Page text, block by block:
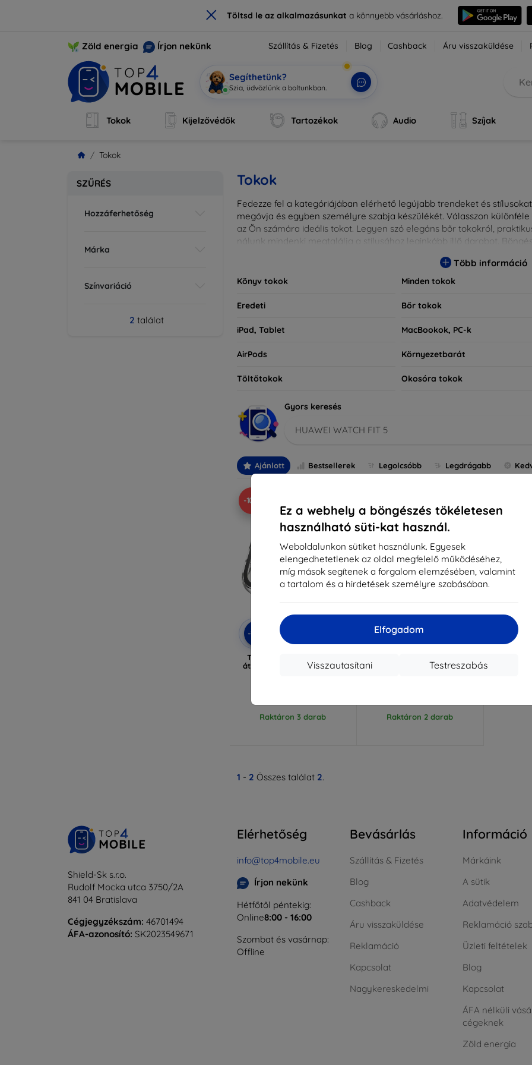
× Töltsd le az alkalmazásunkata könnyebb vásárláshoz.
Ez a webhely a böngészés tökéletesen
használható süti-kat használ.
Weboldalunkon sütiket használunk. Egyesek
elengedhetetlenek az oldal megfelelő működéséhez,
míg mások segítenek a forgalom elemzésében, valamint
a tartalom és a hirdetések személyre szabásában.
Elfogadom
Testreszabás
Visszautasítani
Zöld energia Írjon nekünk Szállítás & Fizetés Blog Cashback Áru visszaküldése
Segíthetünk?
Szia, üd|
Tokok Kijelzővédők Tartozékok Audio Szíjak
Tokok
SZŰRÉS
Hozzáferhetőség
Márka
Színvariáció
2 találat
Tokok
Fedezze fel a kategóriájában elérhető legújabb trendeket és
megóvja és egyben személyre szabja készülékét. Válasszon
az Ön számára ideális tokot. Legyen szó elegáns bőr tokokról,
nálunk mindenki megtalálja a stílusához leginkább illő darabot.
Több információ
Könyv tokok Minden tokok
Eredeti Bőr tokok
iPad, Tablet MacBookok, PC-k
AirPods Környezetbarát
Töltőtokok Okosóra tokok
Gyors keresés
HUAWEI WATCH FIT 5
Ajánlott Bestsellerek Legolcsóbb Legdrágabb
-10%
-10%
Kedvezmény
kuponnal
TECH-PROTECT DEFENSE
átlátszó tok Huawei Watch
Raktáron 3 darab
-10%
Kedvezmény
Huawei Watch Fit 5 fekete
Raktáron 2 darab
1 - 2 Összes találat 2.
Shield-Sk s.r.o.
Rudolf Mocka utca 3750/2A
841 04 Bratislava
Cégjegyzékszám: 46701494
ÁFA-azonosító: SK2023549671
Elérhetőség
info@top4mobile.eu
Írjon nekünk
Hétfőtől péntekig:
Online8:00 - 16:00
Szombat és vasárnap:
Offline
Bevásárlás
Szállítás & Fizetés
Blog
Cashback
Áru visszaküldése
Reklamáció
Kapcsolat
Nagykereskedelmi
Információ
Márkáink
A sütik
Adatvédelem
Reklamáció
Üzleti feltételek
Blog
Kapcsolat
ÁFA nélküli
cégeknek
Zöld energia